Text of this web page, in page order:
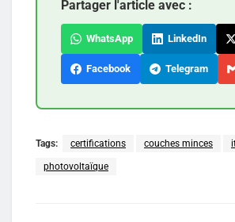
Partager l'article avec :
WhatsApp LinkedIn
Facebook Telegram
Tags: certifications couches minces
photovoltaïque